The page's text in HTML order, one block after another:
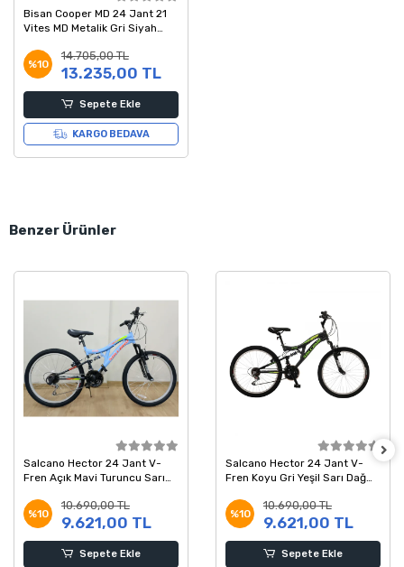
Bisan Cooper MD 24 Jant 21
Vites MD Metalik Gri Siyah
%10
14.705,00 TL
13.235,00 TL
Sepete Ekle
KARGO BEDAVA
Benzer Ürünler
Salcano Hector 24 Jant V-
Fren Açık Mavi Turuncu Sarı
%10
10.690,00 TL
9.621,00 TL
Sepete Ekle
Salcano Hector 24 Jant V-
Fren Koyu Gri Yeşil Sarı Dağ
%10
10.690,00 TL
9.621,00 TL
Sepete Ekle